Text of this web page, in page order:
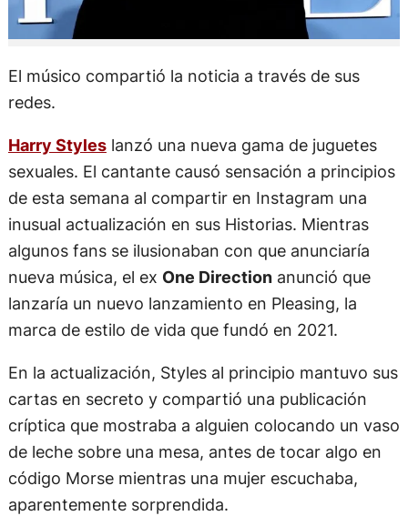
El músico compartió la noticia a través de sus
redes.
Harry Styleslanzó una nueva gama de juguetes
sexuales. El cantante causó sensación a principios
de esta semana al compartir en Instagram una
inusual actualización en sus Historias. Mientras
algunos fans se ilusionaban con que anunciaría
nueva música, el ex One Directionanunció que
lanzaría un nuevo lanzamiento en Pleasing, la
marca de estilo de vida que fundó en 2021.
En la actualización, Styles al principio mantuvo sus
cartas en secreto y compartió una publicación
críptica que mostraba a alguien colocando un vaso
de leche sobre una mesa, antes de tocar algo en
código Morse mientras una mujer escuchaba,
aparentemente sorprendida.